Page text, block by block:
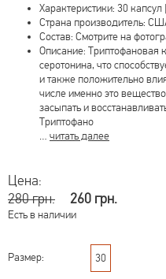
Характеристики: 30
Страна производитель:
Состав: Смотрите на
Описание: Триптофановая
серотонина, что
и также положительно
числе именно это
засыпать и
Триптофано
… читать далее
Цена:
280 грн.
260 грн.
Есть в наличии
Размер: 30